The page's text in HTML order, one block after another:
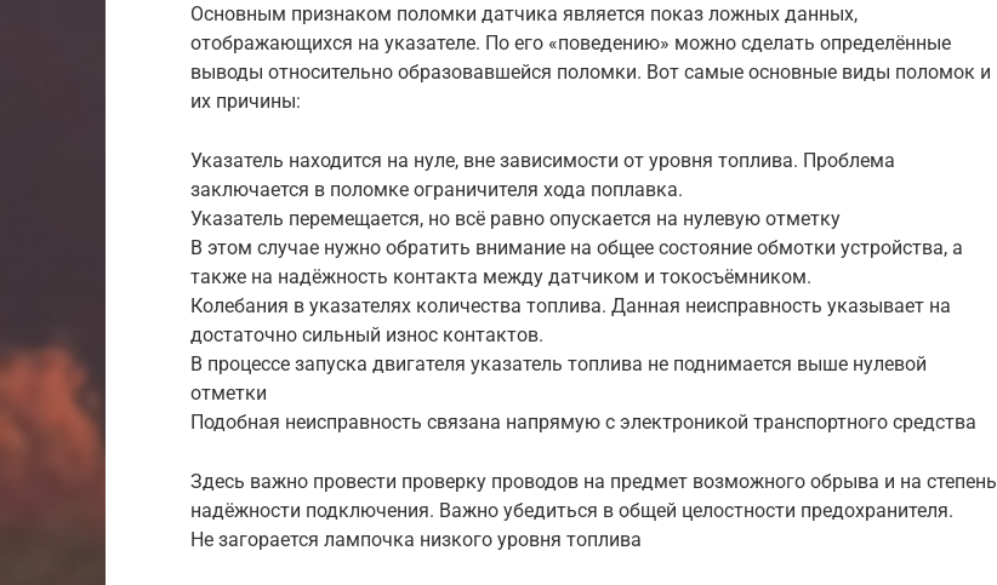
Основным признаком поломки датчика является показ ложных данных,
отображающихся на указателе. По его «поведению» можно сделать определённые
выводы относительно образовавшейся поломки. Вот самые основные виды поломок и
их причины:
Указатель находится на нуле, вне зависимости от уровня топлива. Проблема
заключается в поломке ограничителя хода поплавка.
Указатель перемещается, но всё равно опускается на нулевую отметку
В этом случае нужно обратить внимание на общее состояние обмотки устройства, а
также на надёжность контакта между датчиком и токосъёмником.
Колебания в указателях количества топлива. Данная неисправность указывает на
достаточно сильный износ контактов.
В процессе запуска двигателя указатель топлива не поднимается выше нулевой
отметки
Подобная неисправность связана напрямую с электроникой транспортного средства
Здесь важно провести проверку проводов на предмет возможного обрыва и на степень
надёжности подключения. Важно убедиться в общей целостности предохранителя.
Не загорается лампочка низкого уровня топлива